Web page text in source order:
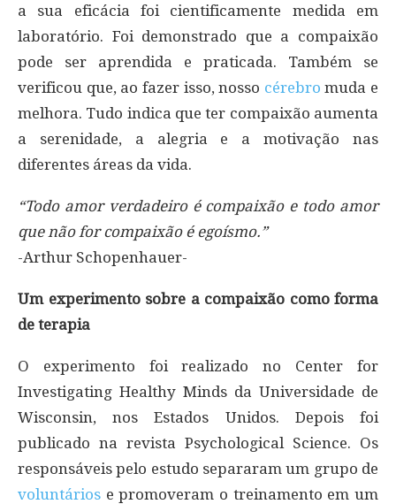
a sua eficácia foi cientificamente medida em
laboratório. Foi demonstrado que a compaixão
pode ser aprendida e praticada. Também se
verificou que, ao fazer isso, nosso cérebro muda e
melhora. Tudo indica que ter compaixão aumenta
a serenidade, a alegria e a motivação nas
diferentes áreas da vida.
“Todo amor verdadeiro é compaixão e todo amor
que não for compaixão é egoísmo.”
-Arthur Schopenhauer-
Um experimento sobre a compaixão como forma
de terapia
O experimento foi realizado no Center for
Investigating Healthy Minds da Universidade de
Wisconsin, nos Estados Unidos. Depois foi
publicado na revista Psychological Science. Os
responsáveis pelo estudo separaram um grupo de
voluntários e promoveram o treinamento em um